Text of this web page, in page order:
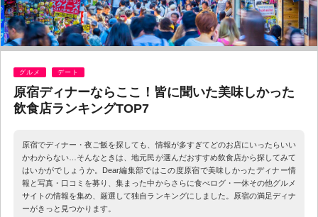
グルメ デート
原宿ディナーならここ！皆に聞いた美味しかった
飲食店ランキングTOP7
原宿でディナー・夜ご飯を探しても、情報が多すぎてどのお店にいったらいい
かわからない…そんなときは、地元民が選んだおすすめ飲食店から探してみて
はいかがでしょうか。Dear編集部ではこの度原宿で美味しかったディナー情
報と写真・口コミを募り、集まった中からさらに食べログ・一休その他グルメ
サイトの情報を集め、厳選して独自ランキングにしました。原宿の満足ディナ
ーがきっと見つかります。